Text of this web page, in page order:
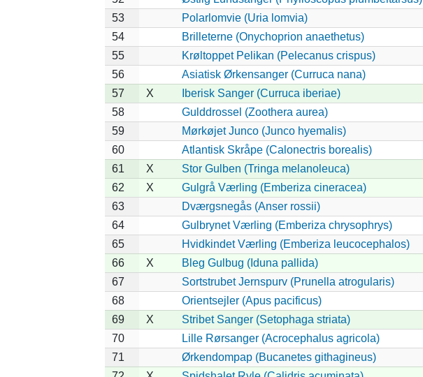
53
Polarlomvie (Uria lomvia)
54
Brilleterne (Onychoprion anaethetus)
55
Krøltoppet Pelikan (Pelecanus crispus)
56
Asiatisk Ørkensanger (Curruca nana)
57
X Iberisk Sanger (Curruca iberiae)
58
Gulddrossel (Zoothera aurea)
59
Mørkøjet Junco (Junco hyemalis)
60
Atlantisk Skråpe (Calonectris borealis)
61
X Stor Gulben (Tringa melanoleuca)
62
X Gulgrå Værling (Emberiza cineracea)
63
Dværgsnegås (Anser rossii)
64
Gulbrynet Værling (Emberiza chrysophrys)
65
Hvidkindet Værling (Emberiza leucocephalos)
66
X Bleg Gulbug (Iduna pallida)
67
Sortstrubet Jernspurv (Prunella atrogularis)
68
Orientsejler (Apus pacificus)
69
X Stribet Sanger (Setophaga striata)
70
Lille Rørsanger (Acrocephalus agricola)
71
Ørkendompap (Bucanetes githagineus)